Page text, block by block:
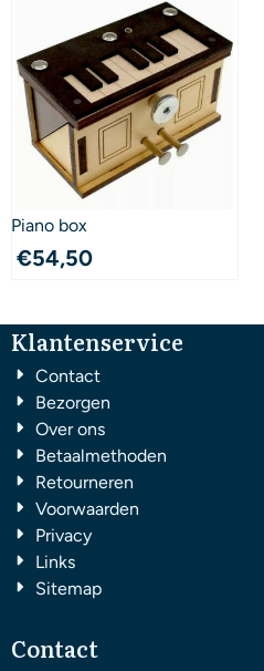
Piano box
€54,50
Klantenservice
Contact
Bezorgen
Over ons
Betaalmethoden
Retourneren
Voorwaarden
Privacy
Links
Sitemap
Contact